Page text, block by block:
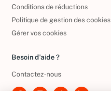
Conditions de réductions
Politique de gestion des cookies
Gérer vos cookies
Besoin d'aide ?
Contactez-nous